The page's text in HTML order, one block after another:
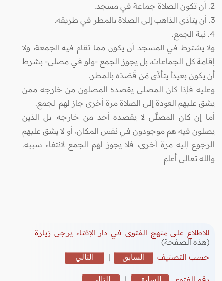
2. أن تكون الصلاة جماعة في مسجد.
3. أن يتأذى الذاهب إلى الصلاة بالمطر في طريقه.
4. نية الجمع.
ولا يشترط في المسجد أن يكون مما تقام فيه الجمعة، ولا
إقامة كل الجماعات، بل يجوز الجمع -ولو في مصلى- بشرط
أن يكون بعيداً يتأذَّى مَن قَصَدَه بالمطر.
وعليه فإذا كان المصلى يقصده المصلون من خارجه ممن
يشق عليهم العودة إلى الصلاة مرة أخرى جاز لهم الجمع.
أما إن كان المصلَّى لا يقصده أحد من خارجه، بل الذين
يصلون فيه هم موجودون في نفس المكان، أو لا يشق عليهم
الرجوع إليه مرة أخرى، فلا يجوز لهم الجمع لانتفاء سببه.
والله تعالى أعلم
للاطلاع على منهج الفتوى في دار الإفتاء يرجى زيارة
(هذه الصفحة)
حسب التصنيف
السابق | التالي
رقم الفتوى السابق | التالي